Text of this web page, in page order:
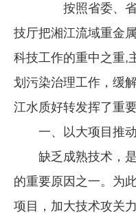
镁钛
地矿 建设
党建工作
企业文化
《资源再生》杂志
数字报
按照省委、省
技厅把湘江流域重金
科技工作的重中之重,
划污染治理工作，缓
江水质好转发挥了重
一、以大项目推动
缺乏成熟技术，是
的重要原因之一。为
项目，加大技术攻关